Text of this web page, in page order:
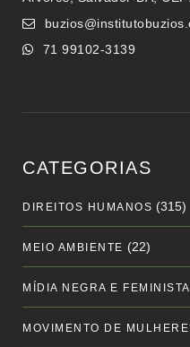
71 99102-3139
CATEGORIAS
DIREITOS HUMANOS (315)
MEIO AMBIENTE (22)
MÍDIA NEGRA E FEMINISTA
MOVIMENTO DE